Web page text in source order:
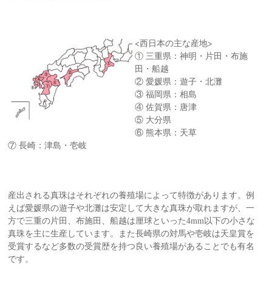
<西日本の主な産地>
① 三重県：神明・片田・布施
田・船越
② 愛媛県：遊子・北灘
③ 福岡県：相島
④ 佐賀県：唐津
⑤ 大分県
⑥ 熊本県：天草
⑦ 長崎：津島・壱岐
産出される真珠はそれぞれの養殖場によって特徴があります。例
えば愛媛県の遊子や北灘は安定して大きな真珠が取れますが、一
方で三重の片田、布施田、船越は厘球といった4mm以下の小さな
真珠を主に生産しています。また長崎県の対馬や壱岐は天皇賞を
受賞するなど多数の受賞歴を持つ良い養殖場があることでも有名
です。